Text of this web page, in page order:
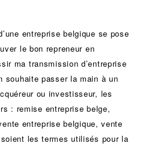
entreprise belgique se pose
le bon repreneur en
ma transmission d’entreprise
souhaite passer la main à un
ou investisseur, les
: remise entreprise belge,
entreprise belgique, vente
les termes utilisés pour la